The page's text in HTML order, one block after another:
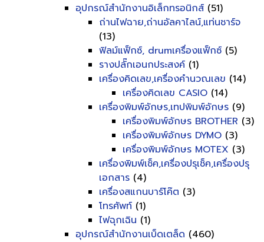
อุปกรณ์สำนักงานอิเล็กทรอนิกส์ (51)
ถ่านไฟฉาย,ถ่านอัลคาไลน์,แท่นชาร์จ
(13)
ฟิลม์แฟ็กซ์, drumเครื่องแฟ็กซ์ (5)
รางปลั๊กเอนกประสงค์ (1)
เครื่องคิดเลข,เครื่องคำนวณเลข (14)
เครื่องคิดเลข CASIO (14)
เครื่องพิมพ์อักษร,เทปพิมพ์อักษร (9)
เครื่องพิมพ์อักษร BROTHER (3)
เครื่องพิมพ์อักษร DYMO (3)
เครื่องพิมพ์อักษร MOTEX (3)
เครื่องพิมพ์เช็ค,เครื่องปรุเช็ค,เครื่องปรุ
เอกสาร (4)
เครื่องสแกนบาร์โค๊ต (3)
โทรศัพท์ (1)
ไฟฉุกเฉิน (1)
อุปกรณ์สำนักงานเบ็ดเตล็ด (460)